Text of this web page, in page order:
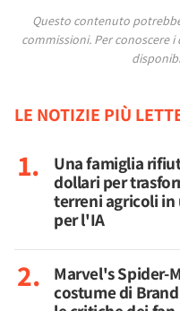
Questo contenuto
commissioni. Per conoscere
LE NOTIZIE PIÙ
Una famiglia
dollari per
terreni agricoli in
per l'IA
Marvel's Spider-
costume di